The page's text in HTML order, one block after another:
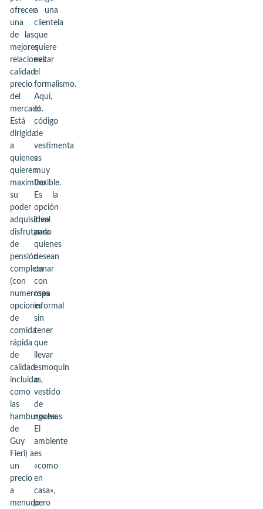
ofrecer
una
de las
mejores
relaciones
calidad-
precio
del
mercado.
Está
dirigida
a
quienes
quieren
maximizar
su
poder
adquisitivo
disfrutando
de
pensión
completa
(con
numerosas
opciones
de
comida
rápida
de
calidad
incluidas,
como
las
hamburguesas
de
Guy
Fieri) a
un
precio
a
menudo
a una
clientela
que
quiere
evitar
el
formalismo.
Aquí,
el
código
de
vestimenta
es
muy
flexible.
Es la
opción
ideal
para
quienes
desean
cenar
con
ropa
informal
sin
tener
que
llevar
esmoquin
o
vestido
de
noche.
El
ambiente
es
«como
en
casa»,
pero